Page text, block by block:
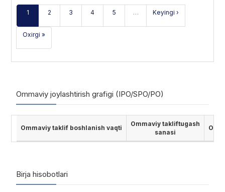
1 2 3 4 5 … Keyingi ›
Oxirgi »
Ommaviy joylashtirish grafigi (IPO/SPO/PO)
Ommaviy taklif boshlanish vaqti
Ommaviy takliftugash
sanasi
Birja hisobotlari